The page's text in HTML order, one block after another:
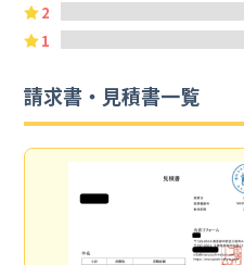
2
1
請求書・見積書一覧